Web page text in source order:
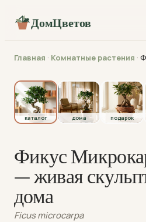
ДомЦветов
Главная · Комнатные растения ·
каталог
каталог дома подарок
Фикус
— живая
дома
Ficus microcarpa